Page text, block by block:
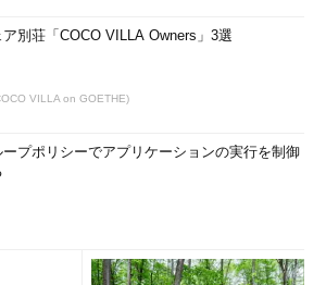
ア別荘「COCO VILLA Owners」3選
VILLA on GOETHE)
ープポリシーでアプリケーションの実行を制御